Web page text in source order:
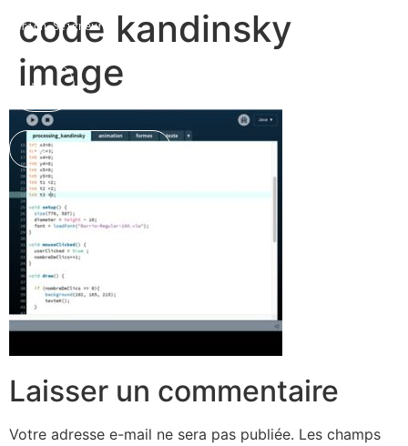
Marion Seigneurin​
Home
Curriculum Vitae
About me
code kandinsky
image
Laisser un commentaire
Votre adresse e-mail ne sera pas publiée. Les champs